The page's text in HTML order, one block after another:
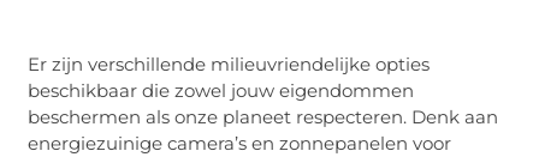
Er zijn verschillende milieuvriendelijke opties
beschikbaar die zowel jouw eigendommen
beschermen als onze planeet respecteren. Denk aan
energiezuinige camera’s en zonnepanelen voor